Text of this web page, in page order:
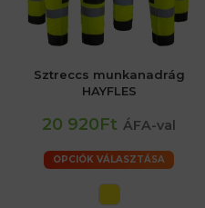
Sztreccs munkanadrág
HAYFLES
20 920Ft ÁFA-val
OPCIÓK VÁLASZTÁSA